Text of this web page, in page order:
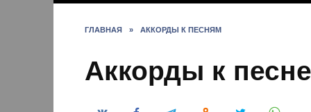
ГЛАВНАЯ » АККОРДЫ К ПЕСНЯМ
Аккорды к